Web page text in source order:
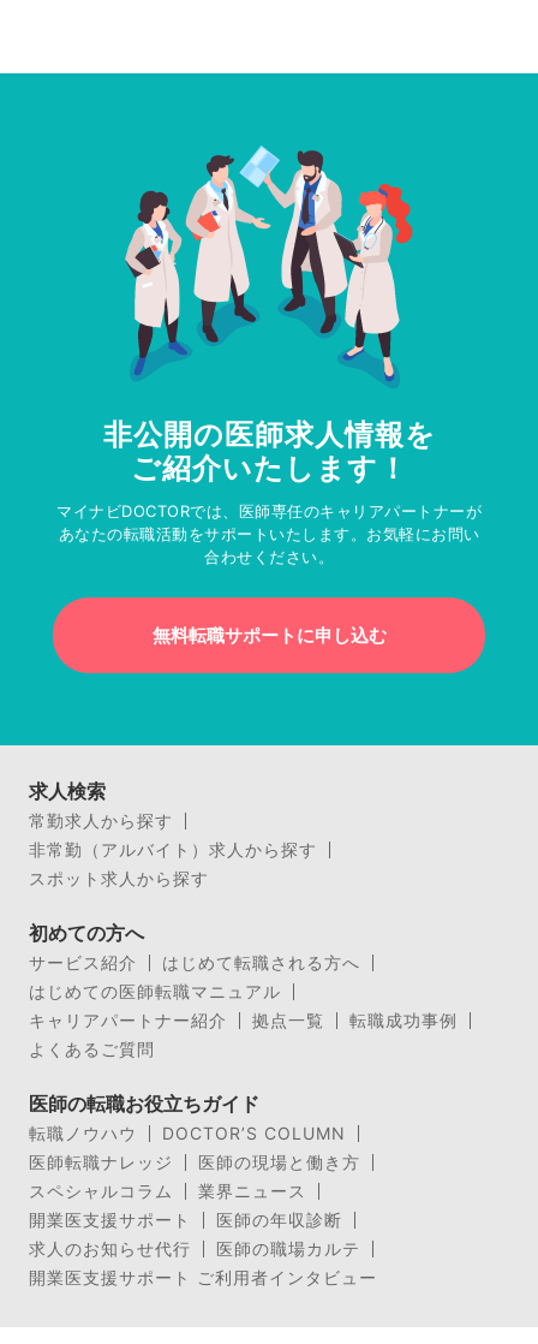
非公開の医師求人情報を
ご紹介いたします！
マイナビDOCTORでは、医師専任のキャリアパートナーが
あなたの転職活動をサポートいたします。お気軽にお問い
合わせください。
無料転職サポートに申し込む
求人検索
常勤求人から探す
非常勤（アルバイト）求人から探す
スポット求人から探す
初めての方へ
サービス紹介
はじめて転職される方へ
はじめての医師転職マニュアル
キャリアパートナー紹介
拠点一覧
転職成功事例
よくあるご質問
医師の転職お役立ちガイド
転職ノウハウ
DOCTOR’S COLUMN
医師転職ナレッジ
医師の現場と働き方
スペシャルコラム
業界ニュース
開業医支援サポート
医師の年収診断
求人のお知らせ代行
医師の職場カルテ
開業医支援サポート ご利用者インタビュー